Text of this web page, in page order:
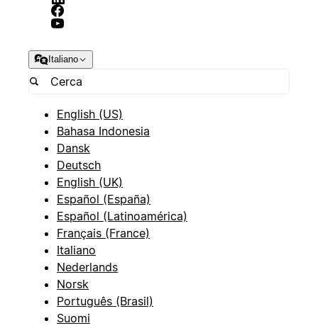
Italiano
English (US)
Bahasa Indonesia
Dansk
Deutsch
English (UK)
Español (España)
Español (Latinoamérica)
Français (France)
Italiano
Nederlands
Norsk
Português (Brasil)
Suomi